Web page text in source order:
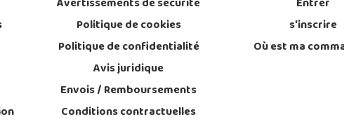
Politique de cookies
Politique de confidentialité
Avis juridique
Envois / Remboursements
s'inscrire
Où est ma